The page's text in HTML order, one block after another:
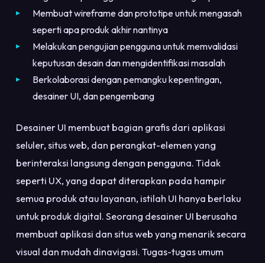
Membuat wireframe dan prototipe untuk mengasah
seperti apa produk akhir nantinya
Melakukan pengujian pengguna untuk memvalidasi
keputusan desain dan mengidentifikasi masalah
Berkolaborasi dengan pemangku kepentingan,
desainer UI, dan pengembang
Desainer UI membuat bagian grafis dari aplikasi
seluler, situs web, dan perangkat-elemen yang
berinteraksi langsung dengan pengguna. Tidak
seperti UX, yang dapat diterapkan pada hampir
semua produk atau layanan, istilah UI hanya berlaku
untuk produk digital. Seorang desainer UI berusaha
membuat aplikasi dan situs web yang menarik secara
visual dan mudah dinavigasi. Tugas-tugas umum